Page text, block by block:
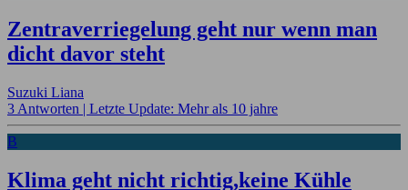
Zentraverriegelung geht nur wenn man
dicht davor steht
Suzuki Liana
3 Antworten | Letzte Update: Mehr als 10 jahre
B
Klima geht nicht richtig,keine Kühle